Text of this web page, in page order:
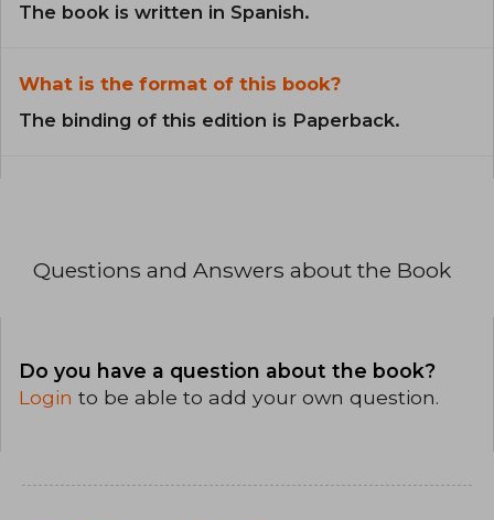
The book is written in Spanish.
What is the format of this book?
The binding of this edition is Paperback.
Questions and Answers about the Book
Do you have a question about the book?
Login to be able to add your own question.